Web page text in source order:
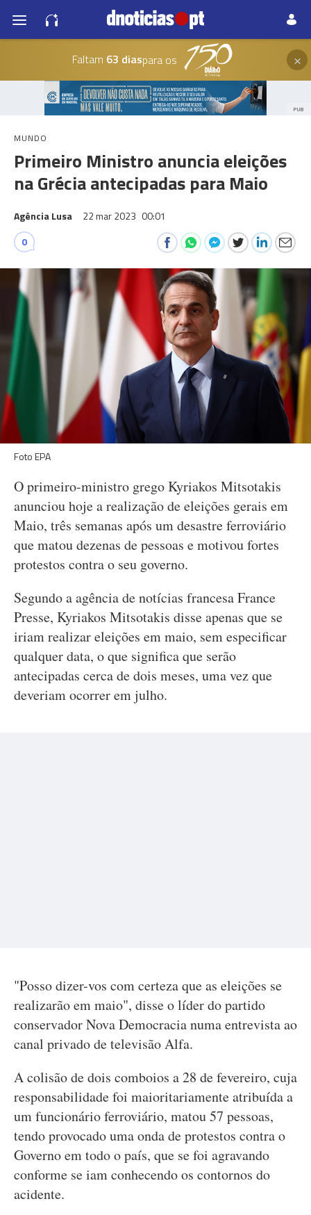
Faltam 63 diaspara os ×
PUB
MUNDO
Primeiro Ministro anuncia eleições
na Grécia antecipadas para Maio
Agência Lusa 22 mar 2023 00:01
0
Foto EPA
O primeiro-ministro grego Kyriakos Mitsotakis
anunciou hoje a realização de eleições gerais em
Maio, três semanas após um desastre ferroviário
que matou dezenas de pessoas e motivou fortes
protestos contra o seu governo.
Segundo a agência de notícias francesa France
Presse, Kyriakos Mitsotakis disse apenas que se
iriam realizar eleições em maio, sem especificar
qualquer data, o que significa que serão
antecipadas cerca de dois meses, uma vez que
deveriam ocorrer em julho.
"Posso dizer-vos com certeza que as eleições se
realizarão em maio", disse o líder do partido
conservador Nova Democracia numa entrevista ao
canal privado de televisão Alfa.
A colisão de dois comboios a 28 de fevereiro, cuja
responsabilidade foi maioritariamente atribuída a
um funcionário ferroviário, matou 57 pessoas,
tendo provocado uma onda de protestos contra o
Governo em todo o país, que se foi agravando
conforme se iam conhecendo os contornos do
acidente.